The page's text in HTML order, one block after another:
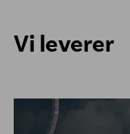
Vi leverer